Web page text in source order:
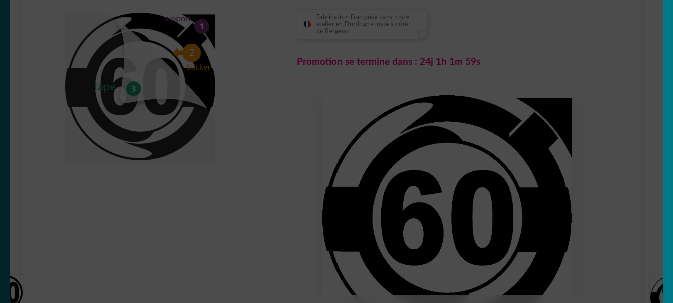
Fabrication Française dans notre
atelier en Dordogne juste à côté
de Bergerac
Promotion se termine dans : 24j 1h 1m 58s